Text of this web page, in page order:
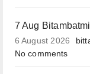
7 Aug
6 August 2026
No comments